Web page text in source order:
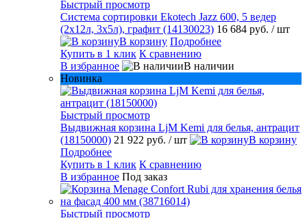
Быстрый просмотр
Система сортировки Ekotech Jazz 600, 5 ведер
(2х12л, 3х5л), графит (14130023) 16 684 руб. / шт
В корзину Подробнее
Купить в 1 клик К сравнению
В избранное
В наличии
Новинка
Быстрый просмотр
Выдвижная корзина LjM Kemi для белья, антрацит
(18150000) 21 922 руб. / шт
В корзину
Подробнее
Купить в 1 клик К сравнению
В избранное Под заказ
Быстрый просмотр